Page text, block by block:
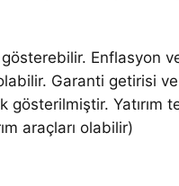
Enflasyon
Garanti getirisi
Yatırım
araçları olabilir)